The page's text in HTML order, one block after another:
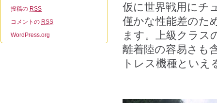
投稿の RSS
コメントの RSS
WordPress.org
仮に世界戦用にチ
僅かな性能差のた
ます。上級クラス
離着陸の容易さも
トレス機種といえ